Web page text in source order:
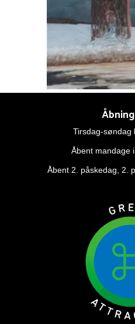
Tirsdag-søndag
Åbent mandage
Åbent 2. påskedag, 2.